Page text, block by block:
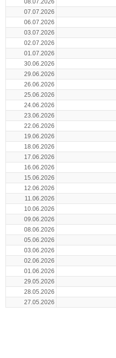
08.07.2026
07.07.2026
06.07.2026
03.07.2026
02.07.2026
01.07.2026
30.06.2026
29.06.2026
26.06.2026
25.06.2026
24.06.2026
23.06.2026
22.06.2026
19.06.2026
18.06.2026
17.06.2026
16.06.2026
15.06.2026
12.06.2026
11.06.2026
10.06.2026
09.06.2026
08.06.2026
05.06.2026
03.06.2026
02.06.2026
01.06.2026
29.05.2026
28.05.2026
27.05.2026